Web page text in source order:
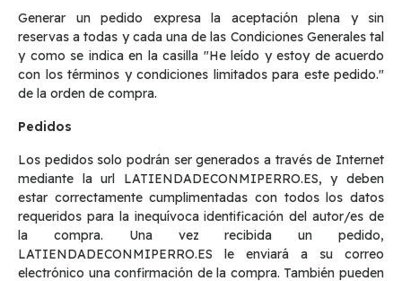
Generar un pedido expresa la aceptación plena y sin
reservas a todas y cada una de las Condiciones Generales tal
y como se indica en la casilla "He leído y estoy de acuerdo
con los términos y condiciones limitados para este pedido."
de la orden de compra.
Pedidos
Los pedidos solo podrán ser generados a través de Internet
mediante la url LATIENDADECONMIPERRO.ES, y deben
estar correctamente cumplimentadas con todos los datos
requeridos para la inequívoca identificación del autor/es de
la compra. Una vez recibida un pedido,
LATIENDADECONMIPERRO.ES le enviará a su correo
electrónico una confirmación de la compra. También pueden